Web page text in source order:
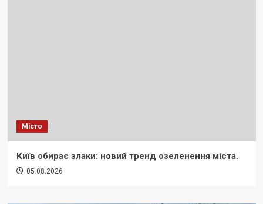
Місто
Київ обирає злаки: новий тренд озеленення міста.
05.08.2026